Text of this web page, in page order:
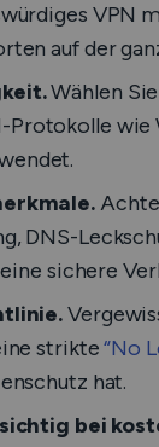
VPN
auf der
Wählen
Protokolle wie
DNS-
sichere
strikte“No
hat.
bei